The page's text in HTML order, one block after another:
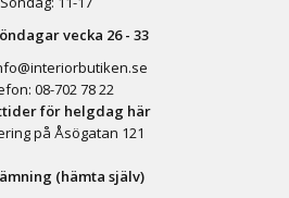
vecka 26 - 33
08-702 78 22
för helgdag här
på Åsögatan 121
(hämta själv)